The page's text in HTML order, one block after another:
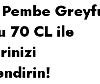
70 CL ile